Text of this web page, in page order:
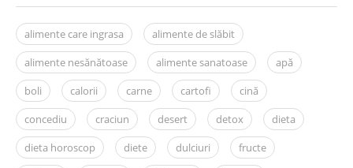
alimente care ingrasa
alimente de slăbit
alimente nesănătoase
alimente sanatoase
apă
boli
calorii carne cartofi
cină
concediu
craciun desert detox
dieta
dieta horoscop
diete dulciuri
fructe